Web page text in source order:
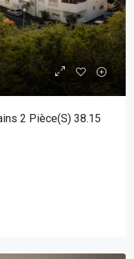
2 Pièce(s) 38.15